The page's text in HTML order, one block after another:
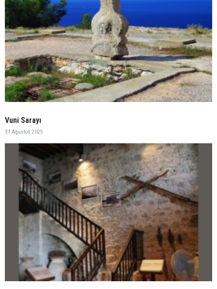
Vuni Sarayı
31 Ağustos 2025